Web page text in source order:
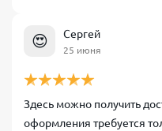
😍 Сергей
25 июня
Здесь можно получить
оформления требуется